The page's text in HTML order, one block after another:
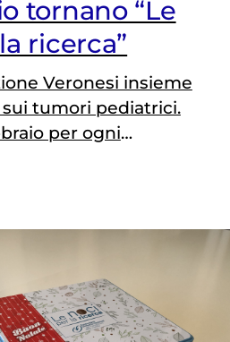
tornano “Le
ricerca”
Veronesi insieme
tumori pediatrici.
per ogni